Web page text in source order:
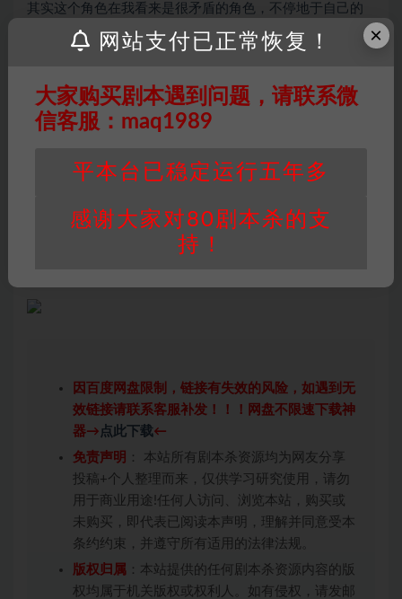
其实这个角色在我看来是很矛盾的角色，不停地于自己的
心理做斗争，是选择不打破现有的幸福还是去追寻真正的
似乎整偏这个角色都在围绕着这一点进行，第一次我选择
了自由，可是当第二我依然想要选择遵循我的内心的时
我发现好像不是事事都是事与愿违的，果然，我还是没有
定会治好你们的一定会”
打完后这句话时时刻刻围绕在我的脑海里，现在的网络舆
因百度网盘限制，链接有失效的风险，如遇到无
效链接请联系客服补发！！！网盘不限速下载神
器→ 点此下载←
免责声明 ： 本站所有剧本杀资源均为网友分享
投稿+个人整理而来，仅供学习研究使用，请勿
用于商业用途!任何人访问、浏览本站，购买或
未购买，即代表已阅读本声明，理解并同意受本
条约约束，并遵守所有适用的法律法规。
版权归属 ：本站提供的任何剧本杀资源内容的版
权均属于机关版权或权利人。如有侵权，请发邮
×
网站支付已正常恢复！
大家购买剧本遇到问题，请联系微
信客服：maq1989
平本台已稳定运行五年多
感谢大家对80剧本杀的支
持！